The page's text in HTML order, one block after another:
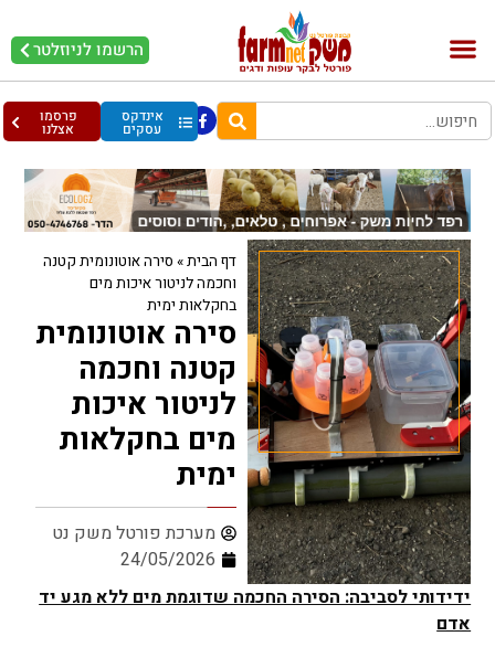
הרשמו לניוזלטר
אינדקס
עסקים
פרסמו
אצלנו
דף הבית» סירה אוטונומית קטנה
וחכמה לניטור איכות מים
בחקלאות ימית
סירה אוטונומית
קטנה וחכמה
לניטור איכות
מים בחקלאות
ימית
מערכת פורטל משק נט
24/05/2026
ידידותי לסביבה: הסירה החכמה שדוגמת מים ללא מגע יד
אדם